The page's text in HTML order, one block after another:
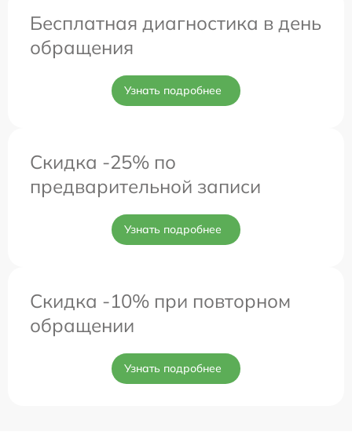
Бесплатная диагностика в день
обращения
Узнать подробнее
Скидка -25% по
предварительной записи
Узнать подробнее
Скидка -10% при повторном
обращении
Узнать подробнее